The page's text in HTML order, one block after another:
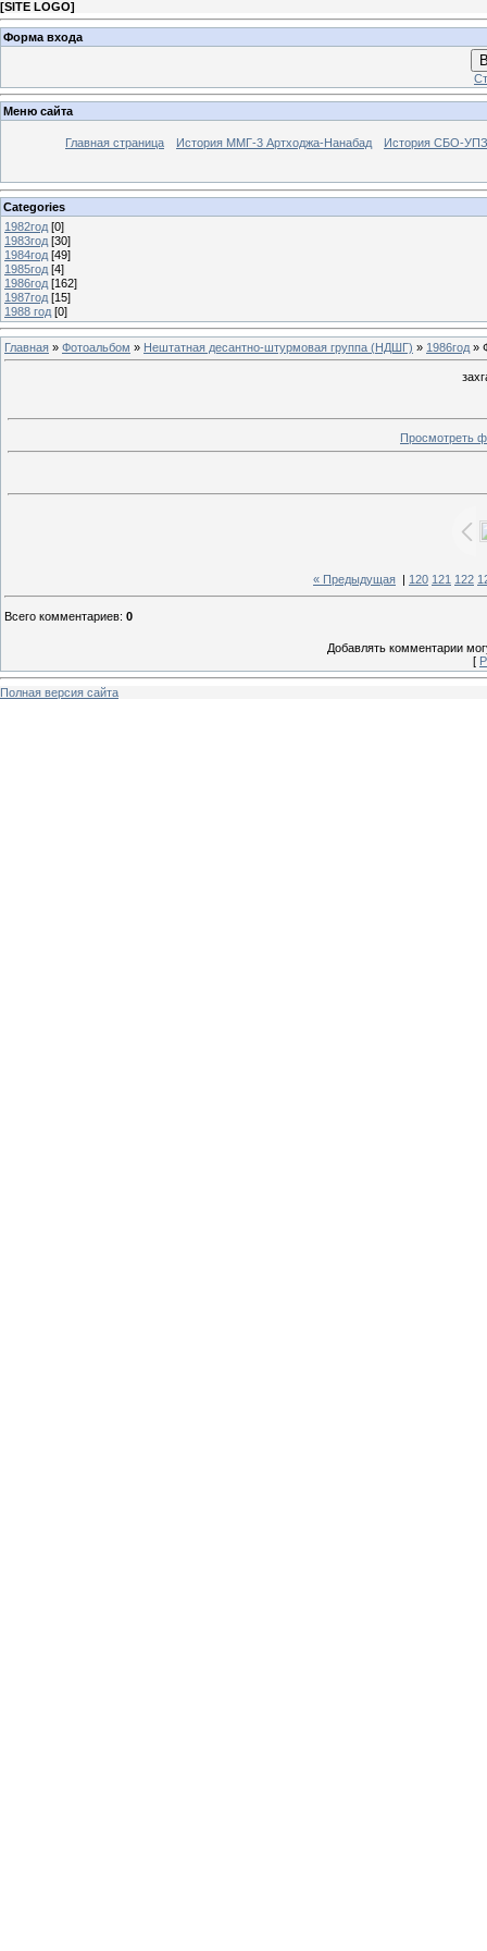
[SITE LOGO]
Форма входа
Меню сайта
Главная страница История ММГ-3 Артходжа-Нанабад История СБО-УПЗ
Categories
1982год [0]
1983год [30]
1984год [49]
1985год [4]
1986год [162]
1987год [15]
1988 год [0]
Главная » Фотоальбом » Нештатная десантно-штурмовая группа (НДШГ) » 1986год »
Просмотреть
« Предыдущая 120 121 122
Всего комментариев: 0
Добавлять комментарии
[
Полная версия сайта